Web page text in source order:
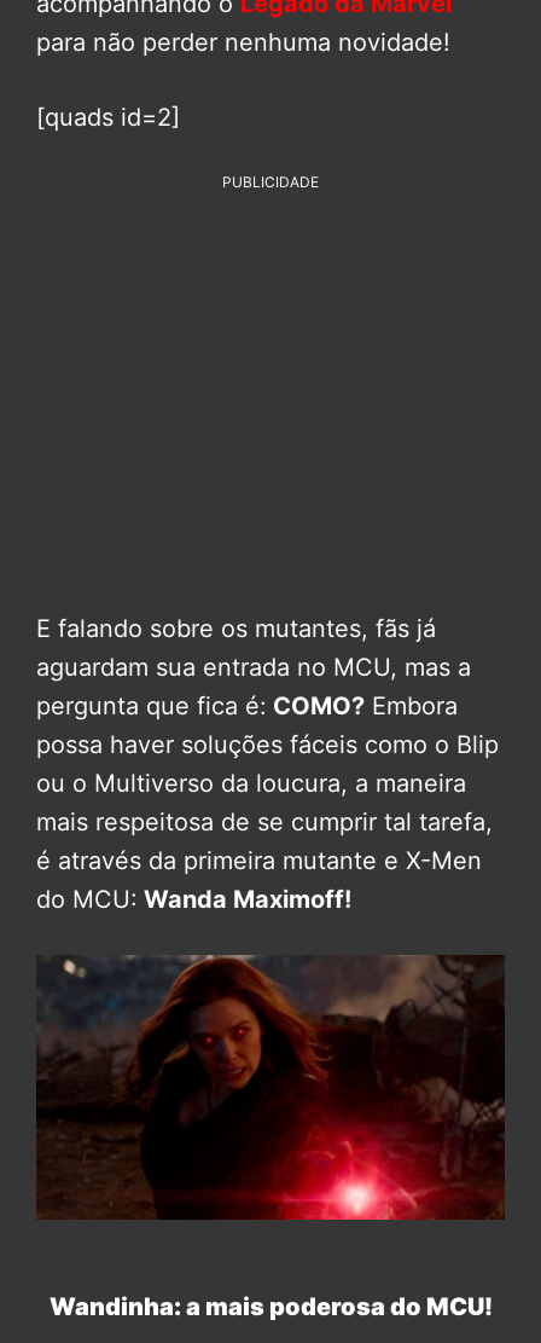
para não perder nenhuma novidade!
[quads id=2]
PUBLICIDADE
E falando sobre os mutantes, fãs já
aguardam sua entrada no MCU, mas a
pergunta que fica é: COMO? Embora
possa haver soluções fáceis como o Blip
ou o Multiverso da loucura, a maneira
mais respeitosa de se cumprir tal tarefa,
é através da primeira mutante e X-Men
do MCU: Wanda Maximoff!
Wandinha: a mais poderosa do MCU!